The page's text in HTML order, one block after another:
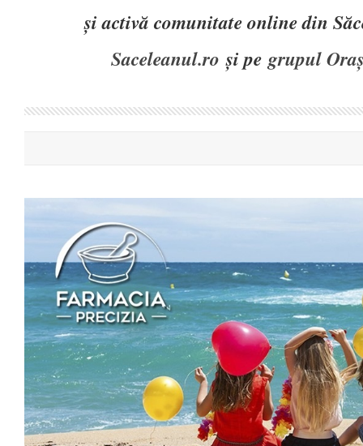
și activă comunitate online din
Saceleanul.ro și pegrupul